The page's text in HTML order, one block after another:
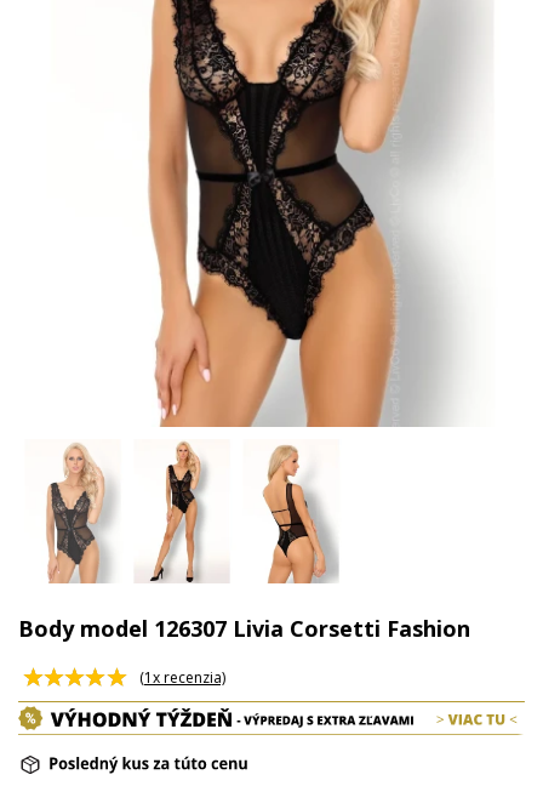
Body model 126307 Livia Corsetti Fashion
(1x recenzia)